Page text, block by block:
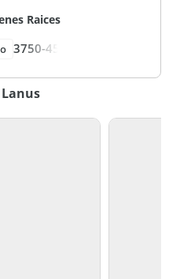
Raices
3750-45